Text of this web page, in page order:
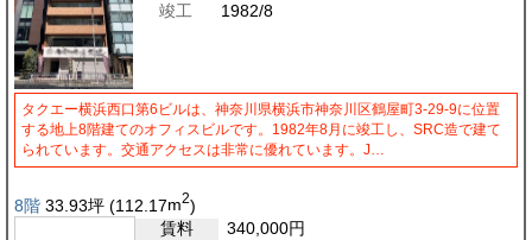
竣工
1982/8
タクエー横浜西口第6ビルは、神奈川県横浜市神奈川区鶴屋町3-29-9に位置
する地上8階建てのオフィスビルです。1982年8月に竣工し、SRC造で建て
られています。交通アクセスは非常に優れています。J…
8階 33.93坪 (112.17m2)
賃料
340,000円